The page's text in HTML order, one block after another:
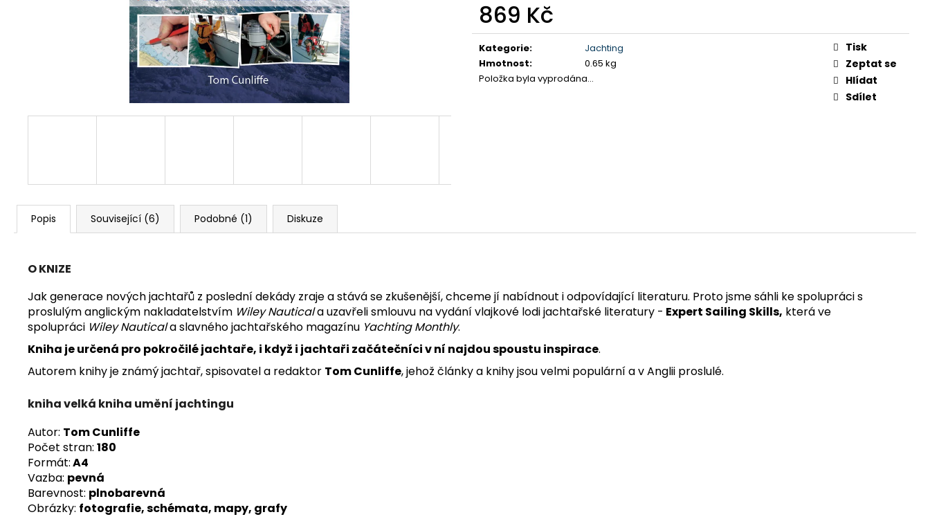
869 Kč
Měrná
cena:
Kategorie:
Jachting
Hmotnost:
0.65 kg
Položka byla vyprodána…
Tisk
Zeptat se
Hlídat
Sdílet
Popis Související (6) Podobné (1) Diskuze
O KNIZE
Jak generace nových jachtařů z poslední dekády zraje a stává se zkušenější, chceme jí nabídnout i odpovídající literaturu. Proto jsme sáhli ke spolupráci s
proslulým anglickým nakladatelstvím Wiley Nauticala uzavřeli smlouvu na vydání vlajkové lodi jachtařské literatury - Expert Sailing Skills, která ve
spolupráci Wiley Nauticala slavného jachtařského magazínu Yachting Monthly.
Kniha je určená pro pokročilé jachtaře, i když i jachtaři začátečníci v ní najdou spoustu inspirace.
Autorem knihy je známý jachtař, spisovatel a redaktor Tom Cunliffe, jehož články a knihy jsou velmi populární a v Anglii proslulé.
kniha velká kniha umění jachtingu
Autor: Tom Cunliffe
Počet stran: 180
Formát:A4
Vazba: pevná
Barevnost: plnobarevná
Obrázky: fotografie, schémata, mapy, grafy